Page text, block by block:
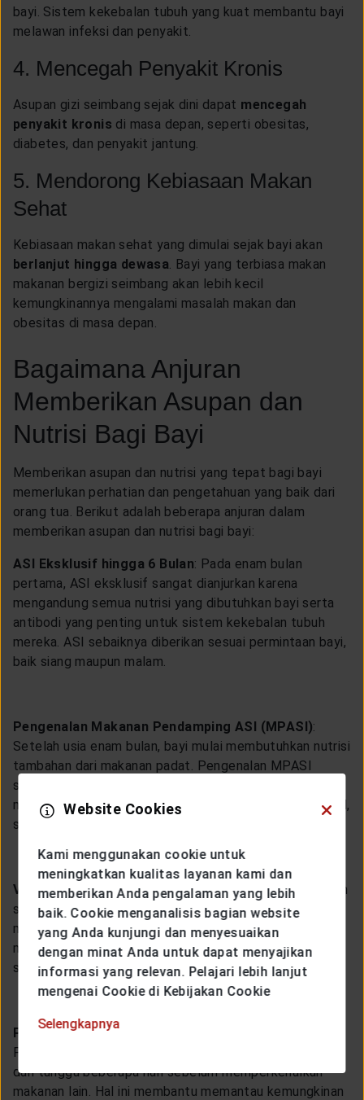
bayi. Sistem kekebalan tubuh yang kuat membantu bayi
melawan infeksi dan penyakit.
4. Mencegah Penyakit Kronis
Asupan gizi seimbang sejak dini dapat mencegah
penyakit kronis di masa depan, seperti obesitas,
diabetes, dan penyakit jantung.
5. Mendorong Kebiasaan Makan
Sehat
Kebiasaan makan sehat yang dimulai sejak bayi akan
berlanjut hingga dewasa. Bayi yang terbiasa makan
makanan bergizi seimbang akan lebih kecil
kemungkinannya mengalami masalah makan dan
obesitas di masa depan.
Bagaimana Anjuran
Memberikan Asupan dan
Nutrisi Bagi Bayi
Memberikan asupan dan nutrisi yang tepat bagi bayi
memerlukan perhatian dan pengetahuan yang baik dari
orang tua. Berikut adalah beberapa anjuran dalam
memberikan asupan dan nutrisi bagi bayi:
ASI Eksklusif hingga 6 Bulan: Pada enam bulan
pertama, ASI eksklusif sangat dianjurkan karena
mengandung semua nutrisi yang dibutuhkan bayi serta
antibodi yang penting untuk sistem kekebalan tubuh
mereka. ASI sebaiknya diberikan sesuai permintaan bayi,
baik siang maupun malam.
Pengenalan Makanan Pendamping ASI (MPASI):
Setelah usia enam bulan, bayi mulai membutuhkan nutrisi
tambahan dari makanan padat. Pengenalan MPASI
sebaiknya dimulai dengan makanan yang halus dan
mudah dicerna seperti pure buah dan sayur, bubur sereal,
serta daging atau ikan yang dihaluskan.
Variasi Makanan: Untuk memastikan bayi mendapatkan
semua jenis nutrisi yang dibutuhkan, berikan variasi
makanan yang berbeda setiap harinya. Termasuk
makanan yang kaya akan protein, karbohidrat, lemak
sehat, vitamin, dan mineral.
Perkenalkan Makanan Baru Secara Bertahap
Perkenalkan satu jenis makanan baru pada satu waktu
dan tunggu beberapa hari sebelum memperkenalkan
makanan lain. Hal ini membantu memantau kemungkinan
Website Cookies
Kami menggunakan cookie untuk
meningkatkan kualitas layanan kami dan
memberikan Anda pengalaman yang lebih
baik. Cookie menganalisis bagian website
yang Anda kunjungi dan menyesuaikan
dengan minat Anda untuk dapat menyajikan
informasi yang relevan. Pelajari lebih lanjut
mengenai Cookie di Kebijakan Cookie
Selengkapnya